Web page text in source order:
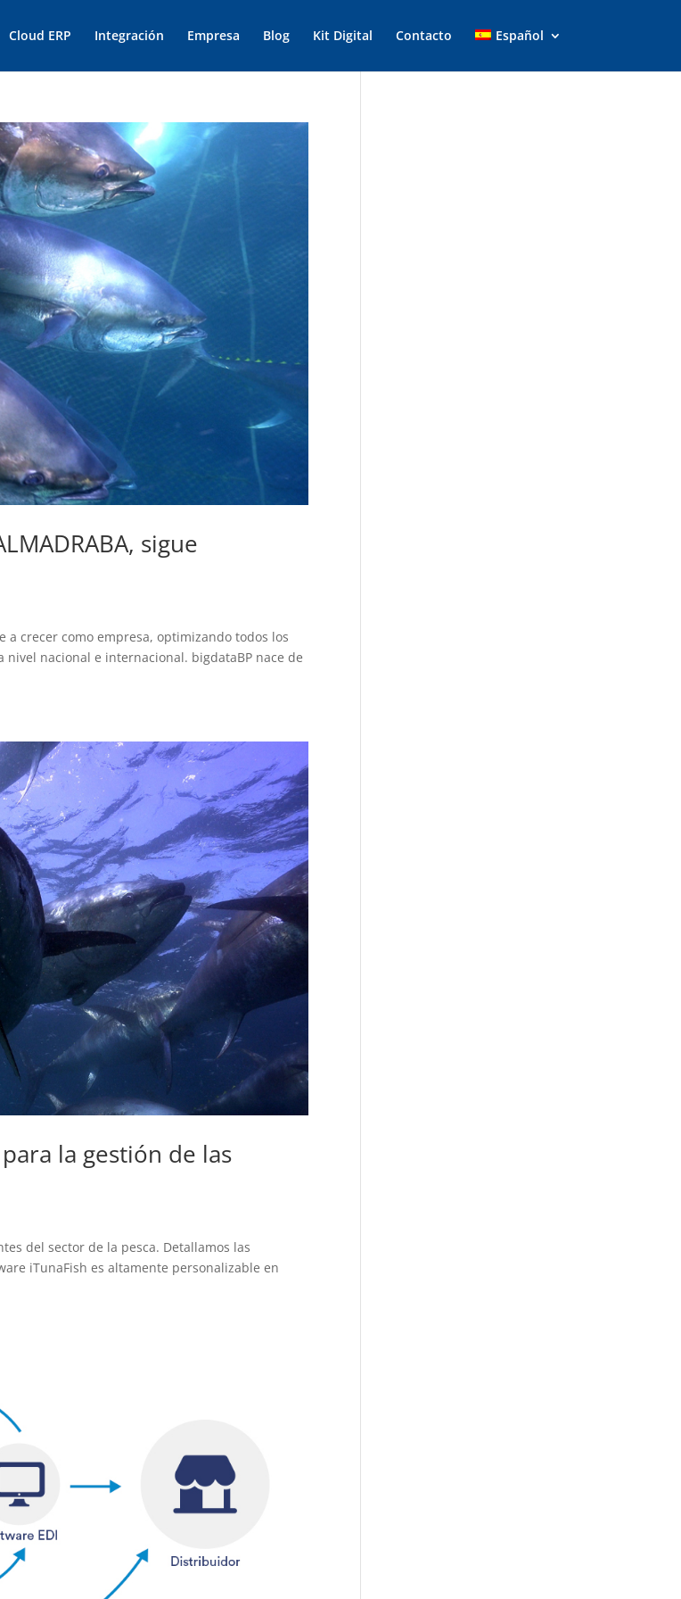
Cloud ERP Integración Empresa Blog Kit Digital Contacto Español
sigue
crecer como empresa, optimizando todos los
nacional e internacional. bigdataBP nace de
la gestión de las
del sector de la pesca. Detallamos las
iTunaFish es altamente personalizable en